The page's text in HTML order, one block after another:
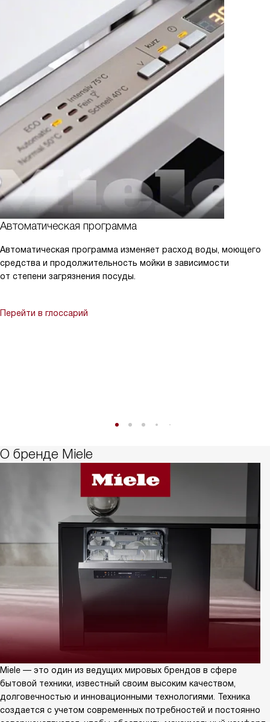
Автоматическая программа
Автоматическая программа изменяет расход воды, моющего
средства и продолжительность мойки в зависимости
от степени загрязнения посуды.
Перейти в глоссарий
О бренде Miele
Miele — это один из ведущих мировых брендов в сфере
бытовой техники, известный своим высоким качеством,
долговечностью и инновационными технологиями. Техника
создается с учетом современных потребностей и постоянно